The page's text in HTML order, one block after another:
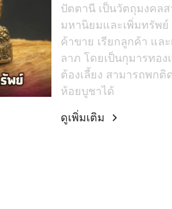
ปัตตานี เป็นวัตถุมงคลส
มหานิยมและเพิ่มทรัพย์
ค้าขาย เรียกลูกค้า แล
ลาภ โดยเป็นกุมารทอง
ต้องเลี้ยง สามารถพกติ
ห้อยบูชาได้
ดูเพิ่มเติม